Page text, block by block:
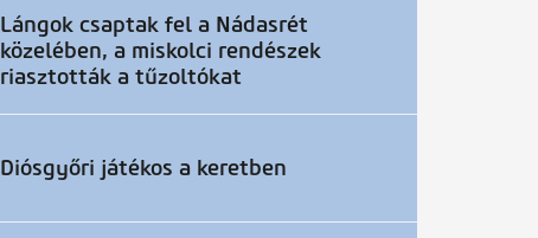
Lángok csaptak fel a Nádasrét
közelében, a miskolci rendészek
riasztották a tűzoltókat
Diósgyőri játékos a keretben